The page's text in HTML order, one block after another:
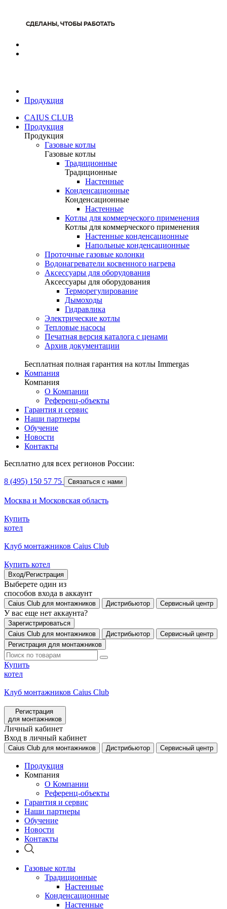
Продукция
CAIUS CLUB
Продукция
Продукция
Газовые котлы
Газовые котлы
Традиционные
Традиционные
Настенные
Конденсационные
Конденсационные
Настенные
Котлы для коммерческого применения
Котлы для коммерческого применения
Настенные конденсационные
Напольные конденсационные
Проточные газовые колонки
Водонагреватели косвенного нагрева
Аксессуары для оборудования
Аксессуары для оборудования
Терморегулирование
Дымоходы
Гидравлика
Электрические котлы
Тепловые насосы
Печатная версия каталога с ценами
Архив документации
Бесплатная полная гарантия на котлы Immergas
Компания
Компания
О Компании
Референц-объекты
Гарантия и сервис
Наши партнеры
Обучение
Новости
Контакты
Бесплатно для всех регионов России:
8 (495) 150 57 75 Связаться с нами
Москва и Московская область
Купить
котел
Клуб монтажников Caius Club
Купить котел
Вход/Регистрация
Выберете один из
способов входа в аккаунт
Caius Club для монтажников Дистрибьютор Сервисный центр
У вас еще нет аккаунта?
Зарегистрироваться
Caius Club для монтажников
Дистрибьютор
Сервисный центр
Регистрация для монтажников
Купить
котел
Клуб монтажников Caius Club
Регистрация
для монтажников
Личный кабинет
Вход в личный кабинет
Caius Club для монтажников Дистрибьютор Сервисный центр
Продукция
Компания
О Компании
Референц-объекты
Гарантия и сервис
Наши партнеры
Обучение
Новости
Контакты
Газовые котлы
Традиционные
Настенные
Конденсационные
Настенные